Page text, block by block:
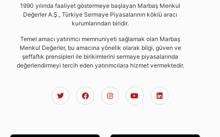
1990 yılında faaliyet göstermeye başlayan Marbaş Menkul
Değerler A.Ş., Türkiye Sermaye Piyasalarının köklü aracı
kurumlarından biridir.
Temel amacı yatırımcı memnuniyeti sağlamak olan Marbaş
Menkul Değerler, bu amacına yönelik olarak bilgi, güven ve
şeffaflık prensipleri ile birikimlerini sermaye piyasalarında
değerlendirmeyi tercih eden yatırımcılara hizmet vermektedir.